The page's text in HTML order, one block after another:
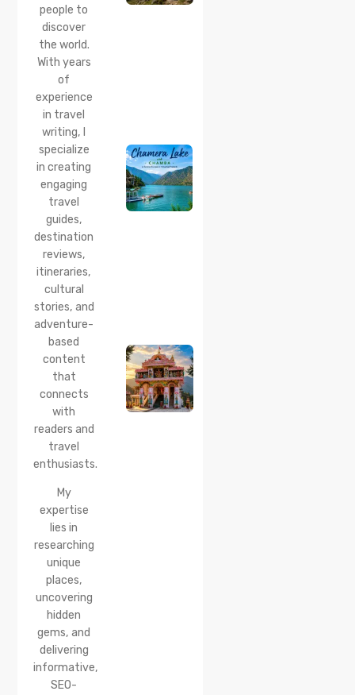
people to
discover
the world.
With years
of
experience
in travel
writing, I
specialize
in creating
engaging
travel
guides,
destination
reviews,
itineraries,
cultural
stories, and
adventure-
based
content
that
connects
with
readers and
travel
enthusiasts.
My
expertise
lies in
researching
unique
places,
uncovering
hidden
gems, and
delivering
informative,
SEO-